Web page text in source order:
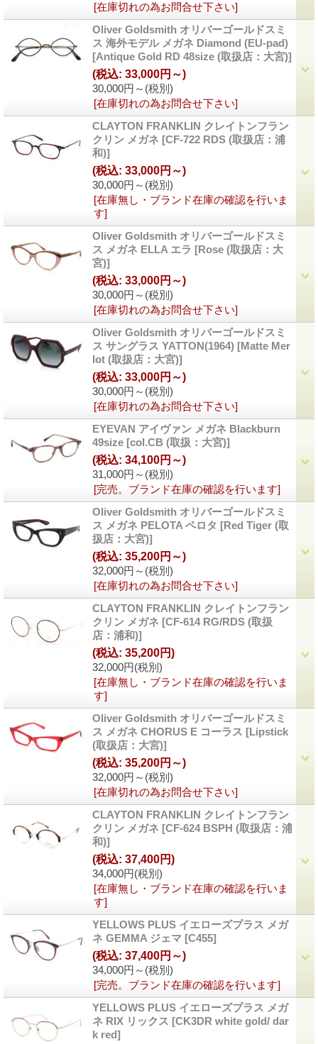
[在庫切れの為お問合せ下さい]
Oliver Goldsmith オリバーゴールドスミ
ス 海外モデル メガネ Diamond (EU-pad)
[Antique Gold RD 48size (取扱店：大宮)]
30,000円～ (税別)
(税込: 33,000円～)
[在庫切れの為お問合せ下さい]
CLAYTON FRANKLIN クレイトンフラン
クリン メガネ [CF-722 RDS (取扱店：浦
和)]
30,000円～ (税別)
(税込: 33,000円～)
[在庫無し・ブランド在庫の確認を行いま
す]
Oliver Goldsmith オリバーゴールドスミ
ス メガネ ELLA エラ [Rose (取扱店：大
宮)]
30,000円～ (税別)
(税込: 33,000円～)
[在庫切れの為お問合せ下さい]
Oliver Goldsmith オリバーゴールドスミ
ス サングラス YATTON(1964) [Matte Mer
lot (取扱店：大宮)]
30,000円～ (税別)
(税込: 33,000円～)
[在庫切れの為お問合せ下さい]
EYEVAN アイヴァン メガネ Blackburn
49size [col.CB (取扱：大宮)]
31,000円～ (税別)
(税込: 34,100円～)
[完売。ブランド在庫の確認を行います]
Oliver Goldsmith オリバーゴールドスミ
ス メガネ PELOTA ペロタ [Red Tiger (取
扱店：大宮)]
32,000円～ (税別)
(税込: 35,200円～)
[在庫切れの為お問合せ下さい]
CLAYTON FRANKLIN クレイトンフラン
クリン メガネ [CF-614 RG/RDS (取扱
店：浦和)]
32,000円(税別)
(税込: 35,200円)
[在庫無し・ブランド在庫の確認を行いま
す]
Oliver Goldsmith オリバーゴールドスミ
ス メガネ CHORUS E コーラス [Lipstick
(取扱店：大宮)]
32,000円～ (税別)
(税込: 35,200円～)
[在庫切れの為お問合せ下さい]
CLAYTON FRANKLIN クレイトンフラン
クリン メガネ [CF-624 BSPH (取扱店：浦
和)]
34,000円(税別)
(税込: 37,400円)
[在庫無し・ブランド在庫の確認を行いま
す]
YELLOWS PLUS イエローズプラス メガ
ネ GEMMA ジェマ [C455]
34,000円～ (税別)
(税込: 37,400円～)
[完売。ブランド在庫の確認を行います]
YELLOWS PLUS イエローズプラス メガ
ネ RIX リックス [CK3DR white gold/ dar
k red]